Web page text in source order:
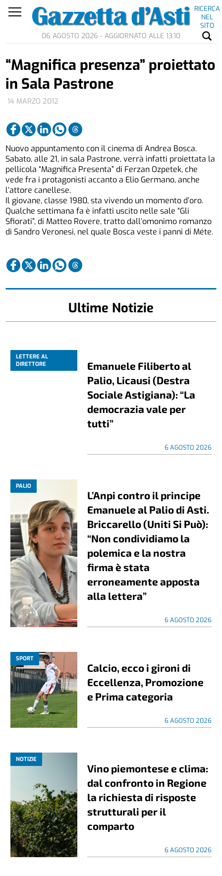
RICERCA
NEL
SITO
06 AGOSTO 2026 - AGGIORNATO ALLE 13.10
14 MARZO 2012
“Magnifica presenza” proiettato
in Sala Pastrone
Nuovo appuntamento con il cinema di Andrea Bosca.
Sabato, alle 21, in sala Pastrone, verrà infatti proiettata la
pellicola “Magnifica Presenta” di Ferzan Ozpetek, che
vede fra i protagonisti accanto a Elio Germano, anche
l’attore canellese.
Il giovane, classe 1980, sta vivendo un momento d’oro.
Qualche settimana fa è infatti uscito nelle sale “Gli
Sfiorati”, di Matteo Rovere, tratto dall’omonimo romanzo
di Sandro Veronesi, nel quale Bosca veste i panni di Méte.
Ultime Notizie
LETTERE AL
DIRETTORE
Emanuele Filiberto al
Palio, Licausi (Destra
Sociale Astigiana): “La
democrazia vale per
tutti”
6 AGOSTO 2026
PALIO
L’Anpi contro il principe
Emanuele al Palio di Asti.
Briccarello (Uniti Si Può):
“Non condividiamo la
polemica e la nostra
firma è stata
erroneamente apposta
alla lettera”
6 AGOSTO 2026
SPORT
Calcio, ecco i gironi di
Eccellenza, Promozione
e Prima categoria
6 AGOSTO 2026
NOTIZIE
Vino piemontese e clima:
dal confronto in Regione
la richiesta di risposte
strutturali per il
comparto
6 AGOSTO 2026